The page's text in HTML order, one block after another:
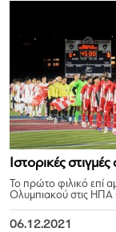
Ιστορικές
Το πρώτο φιλικό επί
Ολυμπιακού στις ΗΠΑ
06.12.2021